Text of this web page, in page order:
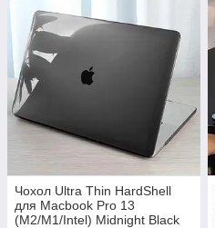
Чохол Ultra Thin HardShell
для Macbook Pro 13
(M2/M1/Intel) Midnight Black